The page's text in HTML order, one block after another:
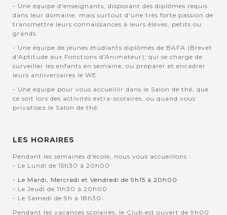
- Une équipe d'enseignants, disposant des diplômes requis
dans leur domaine, mais surtout d'une très forte passion de
transmettre leurs connaissances à leurs élèves, petits ou
grands.
- Une équipe de jeunes étudiants diplômés de BAFA (Brevet
d'Aptitude aux Fonctions d'Animateur); qui se charge de
surveiller les enfants en semaine, ou préparer et encadrer
leurs anniversaires le WE.
- Une équipe pour vous accueillir dans le Salon de thé, que
ce soit lors des activités extra-scolaires, ou quand vous
privatisez le Salon de thé.
LES HORAIRES
Pendant les semaines d'école, nous vous accueillons :
- Le Lundi de 15h30 à 20h00
- Le Mardi, Mercredi et Vendredi de 9h15 à 20h00
- Le Jeudi de 11h30 à 20h00
- Le Samedi de 9h à 18h30
Pendant les vacances scolaires, le Club est ouvert de 9h00